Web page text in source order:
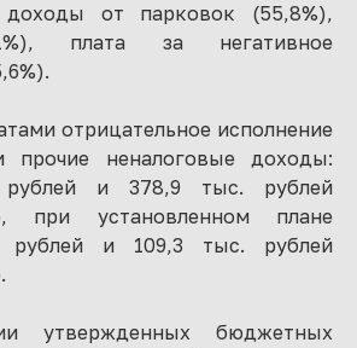
доходы от парковок (55,8%),
плата за негативное
отрицательное исполнение
неналоговые доходы:
и 378,9 тыс. рублей
при установленном плане
и 109,3 тыс. рублей
утвержденных бюджетных